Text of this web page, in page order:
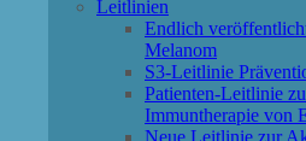
Leitlinien
Endlich
Melanom
S3-Leitlinie
Patienten-Leitlinie
Immuntherapie von
Neue Leitlinie zur